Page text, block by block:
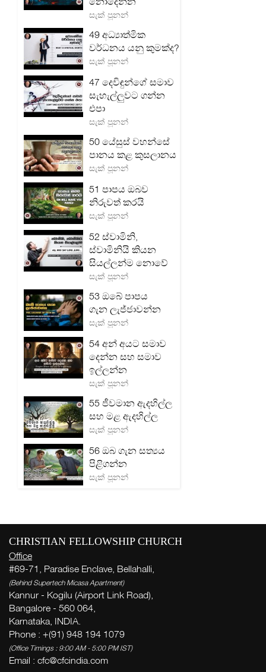
සැක් පූනන්
49 අධ්‍යාත්මික
වර්ධනය යනු කුමක්ද?
සැක් පූනන්
47 දෙවිඳුන්ගේ සමාව
සැහැල්ලුවට ගන්න
එපා
සැක් පූනන්
50 යේසුස් වහන්සේ
පානය කළ කුසලානය
සැක් පූනන්
51 පාපය ඔබව
නිරුවත් කරයි
සැක් පූනන්
52 ස්වාමිනි,
ස්වාමිනියි කියන
සියල්ලන්ම නොවේ
සැක් පූනන්
53 ඔබේ පාපය
ගැන ලැජ්ජාවන්න
සැක් පූනන්
54 අන් අයට සමාව
දෙන්න සහ සමාව
ඉල්ලන්න
සැක් පූනන්
55 ජීවමාන ඇදහිල්ල
සහ මළ ඇදහිල්ල
සැක් පූනන්
56 ඔබ ගැන සත්‍යය
පිළිගන්න
සැක් පූනන්
CHRISTIAN FELLOWSHIP CHURCH
Office
#69-71, Paradise Enclave, Bellahalli,
(Behind Supertech Micasa Apartment)
Kannur - Kogilu (Airport Link Road),
Bangalore - 560 064,
Karnataka, INDIA.
Phone : +(91) 948 194 1079
(Office Timings : 9:00 AM - 5:00 PM IST)
Email : cfc@cfcindia.com